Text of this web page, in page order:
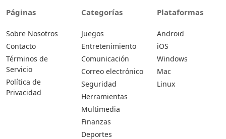
Páginas
Sobre Nosotros
Contacto
Términos de
Servicio
Política de
Privacidad
Categorías
Juegos
Entretenimiento
Comunicación
Correo electrónico
Seguridad
Herramientas
Multimedia
Finanzas
Deportes
Plataformas
Android
iOS
Windows
Mac
Linux